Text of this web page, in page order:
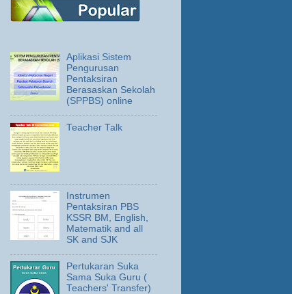
Aplikasi Sistem
Pengurusan
Pentaksiran
Berasaskan Sekolah
(SPPBS) online
Teacher Talk
Instrumen
Pentaksiran PBS
KSSR BM, English,
Matematik and all
SK and SJK
Pertukaran Suka
Sama Suka Guru (
Teachers' Transfer)